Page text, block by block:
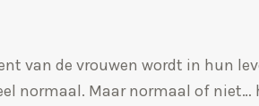
van de vrouwen wordt in hun
normaal. Maar normaal of niet…